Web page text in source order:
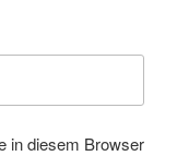
in diesem Browser